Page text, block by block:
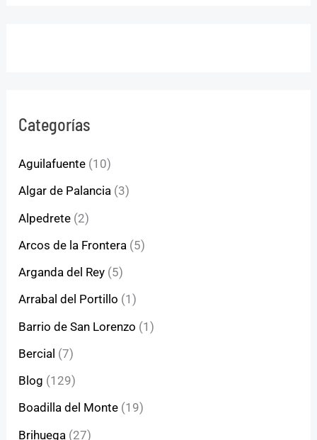
Categorías
Aguilafuente (10)
Algar de Palancia (3)
Alpedrete (2)
Arcos de la Frontera (5)
Arganda del Rey (5)
Arrabal del Portillo (1)
Barrio de San Lorenzo (1)
Bercial (7)
Blog (129)
Boadilla del Monte (19)
Brihuega (27)